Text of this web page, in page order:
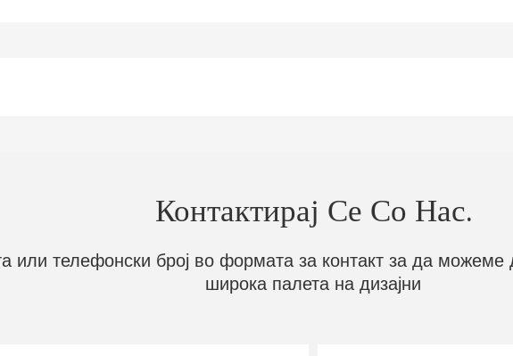
Контактирај Се Со Нас.
или телефонски број во формата за контакт за да
широка палета на дизајни